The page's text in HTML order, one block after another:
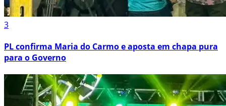
3
PL confirma Maria do Carmo e aposta em chapa pura
para o Governo